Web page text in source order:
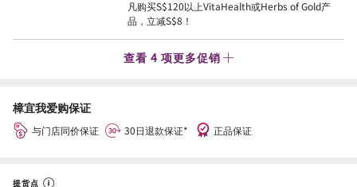
凡购买S$120以上VitaHealth或Herbs of Gold产
品，立减S$8！
查看 4 项更多促销
樟宜我爱购保证
与门店同价保证 30日退款保证* 正品保证
提货点